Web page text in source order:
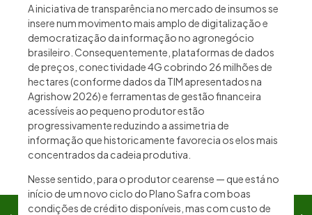
A iniciativa de transparência no mercado de insumos se
insere num movimento mais amplo de digitalização e
democratização da informação no agronegócio
brasileiro. Consequentemente, plataformas de dados
de preços, conectividade 4G cobrindo 26 milhões de
hectares (conforme dados da TIM apresentados na
Agrishow 2026) e ferramentas de gestão financeira
acessíveis ao pequeno produtor estão
progressivamente reduzindo a assimetria de
informação que historicamente favorecia os elos mais
concentrados da cadeia produtiva.
Nesse sentido, para o produtor cearense — que está no
início de um novo ciclo do Plano Safra com boas
condições de crédito disponíveis, mas com custo de